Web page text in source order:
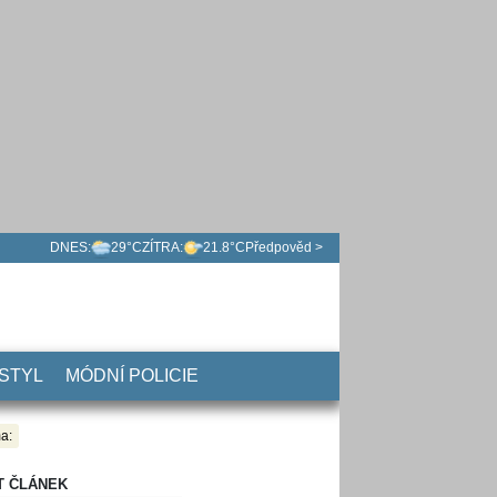
DNES: 29°CZÍTRA: 21.8°C Předpověd >
MÓDNÍ POLICIE
ČLÁNEK